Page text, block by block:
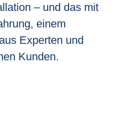
– und das mit
einem
Experten und
Kunden.